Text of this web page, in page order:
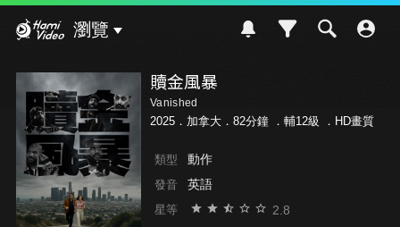
瀏覽
贖金風暴
Vanished
2025．加拿大．82分鐘 ． 輔12級 ．HD畫質
類型 動作
發音 英語
星等 2.8